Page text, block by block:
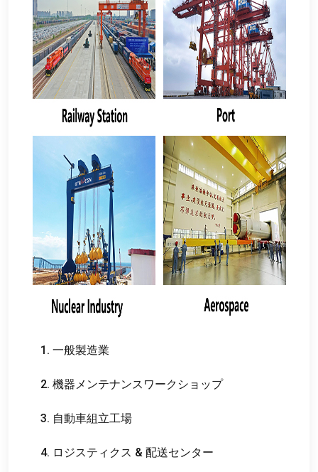
1. 一般製造業
2. 機器メンテナンスワークショップ
3. 自動車組立工場
4. ロジスティクス & 配送センター